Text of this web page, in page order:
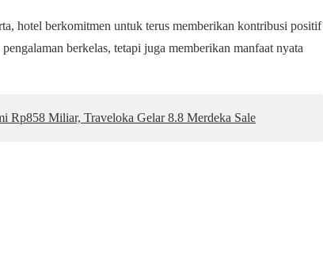
hotel berkomitmen untuk terus memberikan kontribusi positif
berkelas, tetapi juga memberikan manfaat nyata
Rp858 Miliar, Traveloka Gelar 8.8 Merdeka Sale